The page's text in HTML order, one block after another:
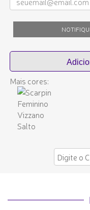
Mais cores: